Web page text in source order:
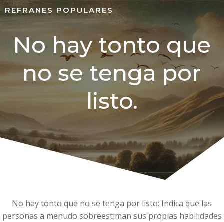
REFRANES POPULARES
No hay tonto que
no se tenga por
listo.
No hay tonto que no se tenga por listo: Indica que las
personas a menudo sobreestiman sus propias habilidades